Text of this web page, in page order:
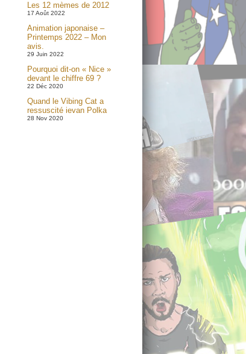
Les 12 mèmes de 2012
17 Août 2022
Animation japonaise –
Printemps 2022 – Mon
avis.
29 Juin 2022
Pourquoi dit-on « Nice »
devant le chiffre 69 ?
22 Déc 2020
Quand le Vibing Cat a
ressuscité ievan Polka
28 Nov 2020